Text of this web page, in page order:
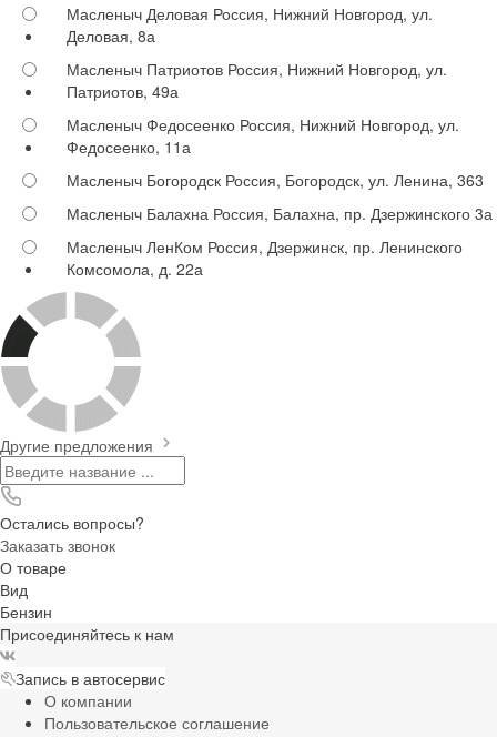
Масленыч Деловая Россия, Нижний Новгород, ул.
Деловая, 8а
Масленыч Патриотов Россия, Нижний Новгород, ул.
Патриотов, 49а
Масленыч Федосеенко Россия, Нижний Новгород, ул.
Федосеенко, 11а
Масленыч Богородск Россия, Богородск, ул. Ленина, 363
Масленыч Балахна Россия, Балахна, пр. Дзержинского 3а
Масленыч ЛенКом Россия, Дзержинск, пр. Ленинского
Комсомола, д. 22а
Другие предложения
Остались вопросы?
Заказать звонок
О товаре
Вид
Бензин
Присоединяйтесь к нам
Запись в автосервис
О компании
Пользовательское соглашение